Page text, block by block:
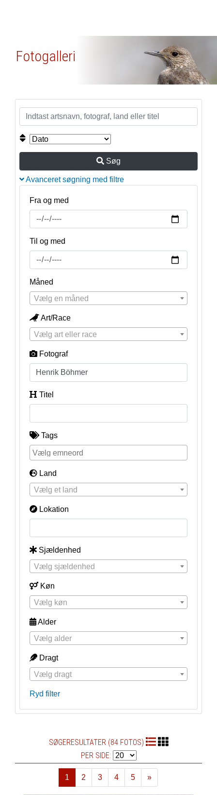
Fotogalleri
Søg
Avanceret søgning med filtre
Fra og med
Til og med
Måned
Vælg en måned
Art/Race
Vælg art eller race
Fotograf
Titel
Tags
Land
Vælg et land
Lokation
Sjældenhed
Vælg sjældenhed
Køn
Vælg køn
Alder
Vælg alder
Dragt
Vælg dragt
Ryd filter
SØGERESULTATER (84 FOTOS)
PER SIDE:
1 2 3 4 5
»
Næste